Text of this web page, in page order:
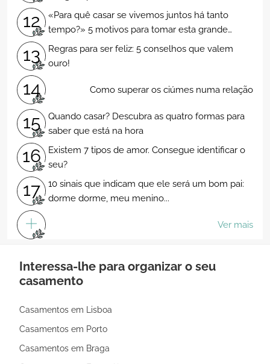
12
«Para quê casar se vivemos juntos há tanto
tempo?» 5 motivos para tomar esta grande
decisão!
13
Regras para ser feliz: 5 conselhos que valem
ouro!
14 Como superar os ciúmes numa relação
15
Quando casar? Descubra as quatro formas para
saber que está na hora
16
Existem 7 tipos de amor. Consegue identificar o
seu?
17
10 sinais que indicam que ele será um bom pai:
dorme dorme, meu menino...
Ver mais
Interessa-lhe para organizar o seu
casamento
Casamentos em Lisboa
Casamentos em Porto
Casamentos em Braga